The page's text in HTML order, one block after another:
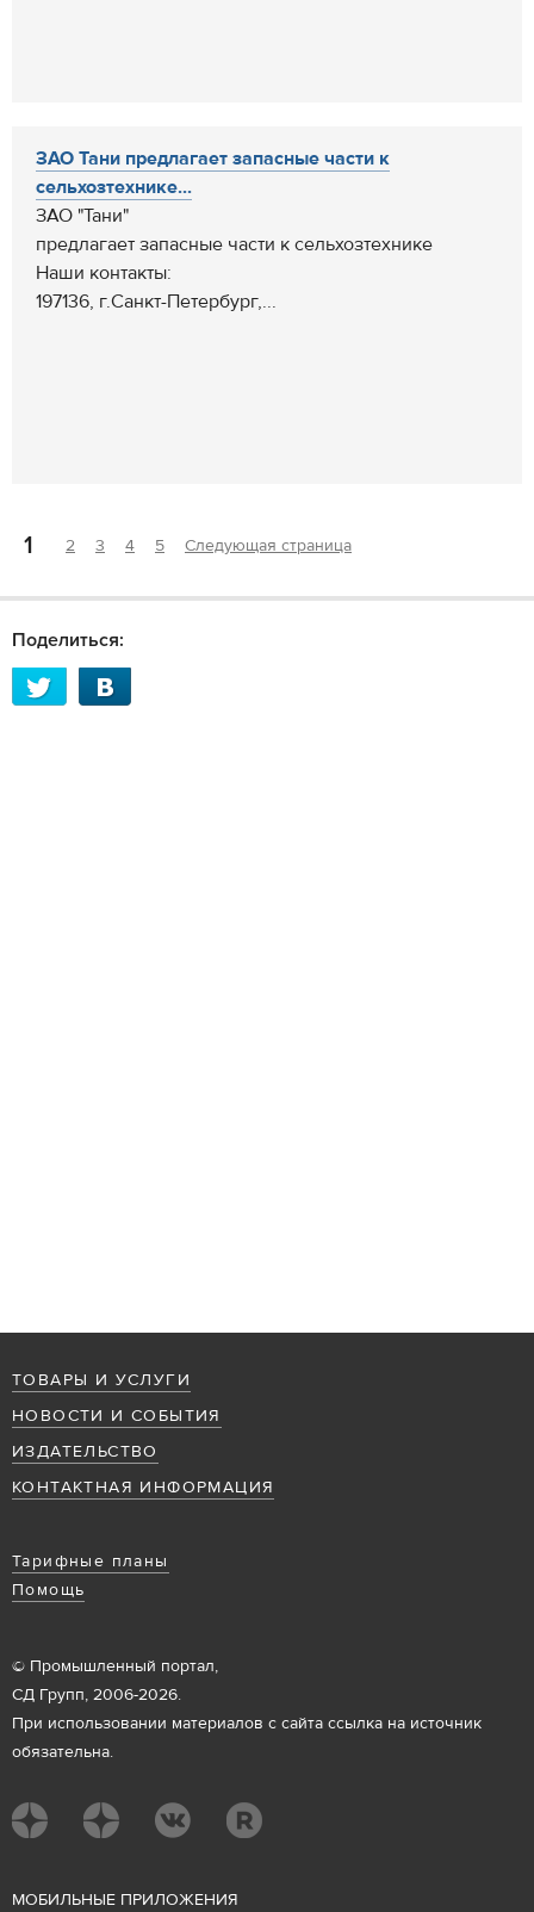
ЗАО Тани предлагает запасные части к
сельхозтехнике...
ЗАО "Тани"
предлагает запасные части к сельхозтехнике
Наши контакты:
197136, г.Санкт-Петербург,...
1 2 3 4 5 Следующая страница
Поделиться:
ТОВАРЫ И УСЛУГИ
НОВОСТИ И СОБЫТИЯ
ИЗДАТЕЛЬСТВО
КОНТАКТНАЯ ИНФОРМАЦИЯ
Тарифные планы
Помощь
© Промышленный портал,
СД Групп, 2006-2026.
При использовании материалов с сайта ссылка на источник
обязательна.
МОБИЛЬНЫЕ ПРИЛОЖЕНИЯ